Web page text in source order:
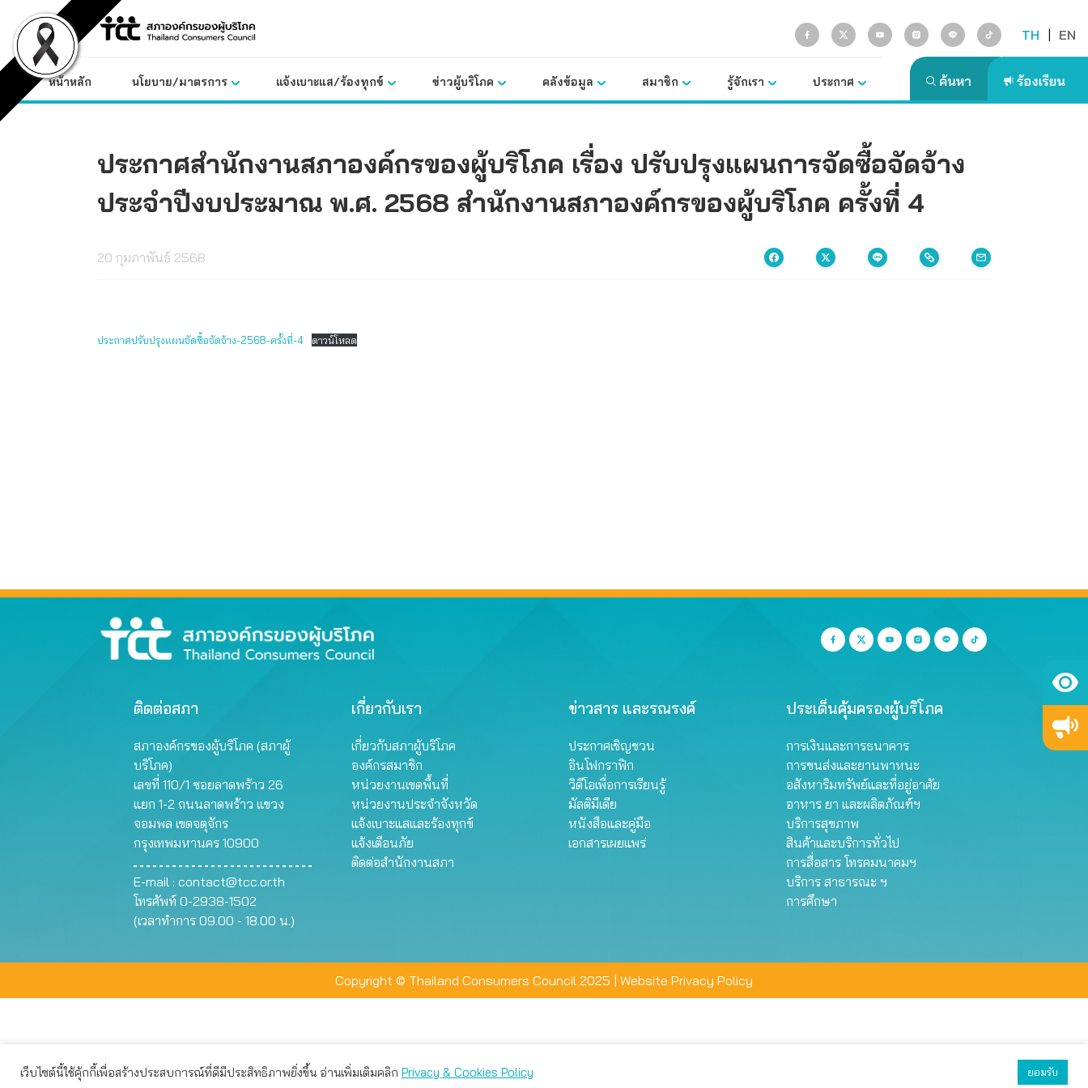
content
TH | EN
หน้าหลัก นโยบาย/มาตรการ แจ้งเบาะแส/ร้องทุกข์ ข่าวผู้บริโภค คลังข้อมูล สมาชิก รู้จักเรา ประกาศ
ประกาศสำนักงานสภาองค์กรของผู้บริโภค เรื่อง ปรับปรุงแผนการจัดซื้อจัดจ้าง
ประจำปีงบประมาณ พ.ศ. 2568 สำนักงานสภาองค์กรของผู้บริโภค ครั้งที่ 4
20 กุมภาพันธ์ 2568
ประกาศปรับปรุงแผนจัดซื้อจัดจ้าง-2568-ครั้งที่-4 ดาวน์โหลด
ติดต่อสภา
สภาองค์กรของผู้บริโภค (สภาผู้
บริโภค)
เลขที่ 110/1 ซอยลาดพร้าว 26
แยก 1-2 ถนนลาดพร้าว แขวง
จอมพล เขตจตุจักร
กรุงเทพมหานคร 10900
E-mail : contact@tcc.or.th
โทรศัพท์ 0-2938-1502
(เวลาทำการ 09.00 - 18.00 น.)
เกี่ยวกับเรา
เกี่ยวกับสภาผู้บริโภค
องค์กรสมาชิก
หน่วยงานเขตพื้นที่
หน่วยงานประจำจังหวัด
แจ้งเบาะแสและร้องทุกข์
แจ้งเตือนภัย
ติดต่อสำนักงานสภา
ข่าวสาร และรณรงค์
ประกาศเชิญชวน
อินโฟกราฟิก
วิดีโอเพื่อการเรียนรู้
มัลติมีเดีย
หนังสือและคู่มือ
เอกสารเผยแพร่
ประเด็นคุ้มครองผู้บริโภค
การเงินและการธนาคาร
การขนส่งและยานพาหนะ
อสังหาริมทรัพย์และที่อยู่อาศัย
อาหาร ยา และผลิตภัณฑ์ฯ
บริการสุขภาพ
สินค้าและบริการทั่วไป
การสื่อสาร โทรคมนาคมฯ
บริการ สาธารณะ ฯ
การศึกษา
Copyright © Thailand Consumers Council 2025 | Website Privacy Policy
เว็บไซต์นี้ใช้คุ้กกี้เพื่อสร้างประสบการณ์ที่ดีมีประสิทธิภาพยิ่งขึ้น อ่านเพิ่มเติมคลิก Privacy & Cookies Policy ยอมรับ
เว็บไซต์นี้ใช้คุกกี้เพื่อมอบประสบการณ์การใช้งานที่ดีให้แก่ท่าน คุณสามารถเลือกตั้งค่าความเป็นส่วนตัวได้